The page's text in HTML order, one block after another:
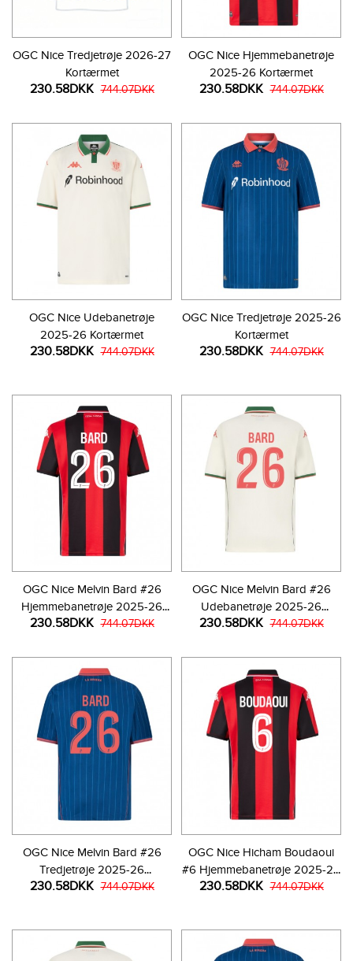
OGC Nice Tredjetrøje 2026-27
Kortærmet
230.58DKK 744.07DKK
OGC Nice Hjemmebanetrøje
2025-26 Kortærmet
230.58DKK 744.07DKK
OGC Nice Udebanetrøje
2025-26 Kortærmet
230.58DKK 744.07DKK
OGC Nice Tredjetrøje 2025-26
Kortærmet
230.58DKK 744.07DKK
OGC Nice Melvin Bard #26
Hjemmebanetrøje 2025-26
Kortærmet
230.58DKK 744.07DKK
OGC Nice Melvin Bard #26
Udebanetrøje 2025-26
Kortærmet
230.58DKK 744.07DKK
OGC Nice Melvin Bard #26
Tredjetrøje 2025-26
Kortærmet
230.58DKK 744.07DKK
OGC Nice Hicham Boudaoui
#6 Hjemmebanetrøje 2025-26
Kortærmet
230.58DKK 744.07DKK